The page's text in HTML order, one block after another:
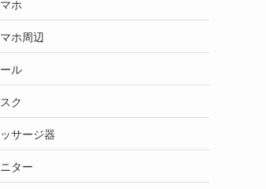
ホ
ホ周辺
ル
ク
サージ器
ター